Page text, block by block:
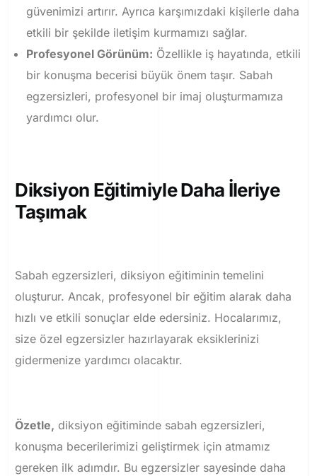
güvenimizi artırır. Ayrıca karşımızdaki kişilerle daha
etkili bir şekilde iletişim kurmamızı sağlar.
Profesyonel Görünüm: Özellikle iş hayatında, etkili
bir konuşma becerisi büyük önem taşır. Sabah
egzersizleri, profesyonel bir imaj oluşturmamıza
yardımcı olur.
Diksiyon Eğitimiyle Daha İleriye
Taşımak
Sabah egzersizleri, diksiyon eğitiminin temelini
oluşturur. Ancak, profesyonel bir eğitim alarak daha
hızlı ve etkili sonuçlar elde edersiniz. Hocalarımız,
size özel egzersizler hazırlayarak eksiklerinizi
gidermenize yardımcı olacaktır.
Özetle, diksiyon eğitiminde sabah egzersizleri,
konuşma becerilerimizi geliştirmek için atmamız
gereken ilk adımdır. Bu egzersizler sayesinde daha